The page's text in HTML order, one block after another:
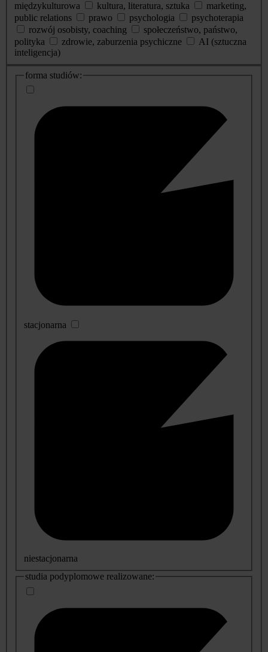
międzykulturowa
kultura, literatura, sztuka
marketing,
public relations
prawo psychologia
psychoterapia
rozwój osobisty, coaching
społeczeństwo, państwo,
polityka
zdrowie, zaburzenia psychiczne
AI (sztuczna
inteligencja)
dodatkowe
informacje
forma studiów:
stacjonarna
niestacjonarna
studia podyplomowe realizowane: